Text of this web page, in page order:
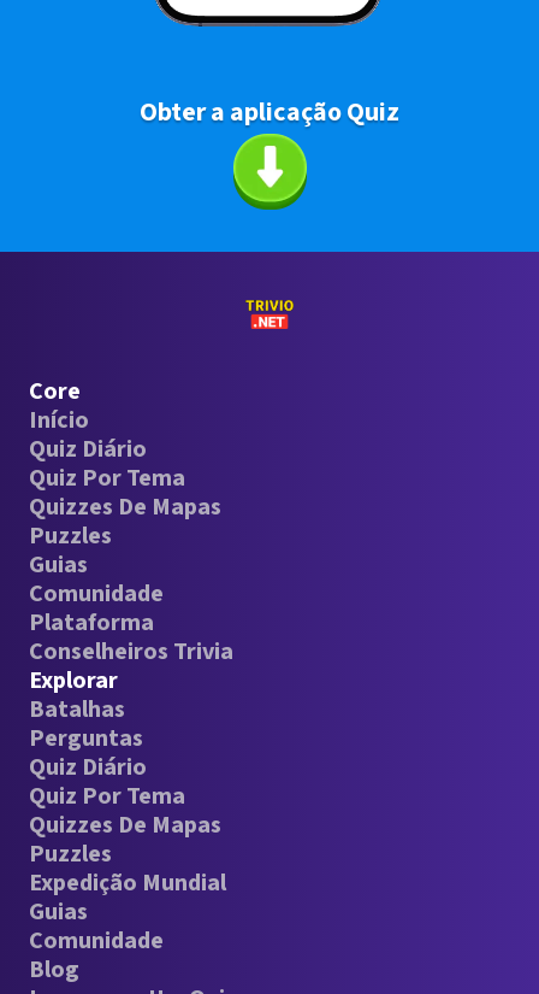
Obter a aplicação Quiz
Core
Início
Quiz Diário
Quiz Por Tema
Quizzes De Mapas
Puzzles
Guias
Comunidade
Plataforma
Conselheiros Trivia
Explorar
Batalhas
Perguntas
Quiz Diário
Quiz Por Tema
Quizzes De Mapas
Puzzles
Expedição Mundial
Guias
Comunidade
Blog